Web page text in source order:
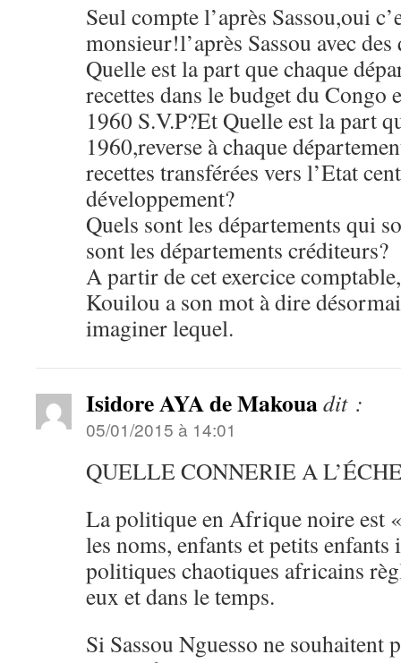
Seul compte l’après Sassou,oui
monsieur!l’après Sassou avec
Quelle est la part que chaque
recettes dans le budget du Congo
1960 S.V.P?Et Quelle est la part
1960,reverse à chaque
recettes transférées vers l’Etat
développement?
Quels sont les départements qui
sont les départements créditeurs?
A partir de cet exercice
Kouilou a son mot à dire
imaginer lequel.
Isidore AYA de Makouadit :
05/01/2015 à 14:01
QUELLE CONNERIE A
La politique en Afrique noire est
les noms, enfants et petits enfants
politiques chaotiques africains
eux et dans le temps.
Si Sassou Nguesso ne souhaitent